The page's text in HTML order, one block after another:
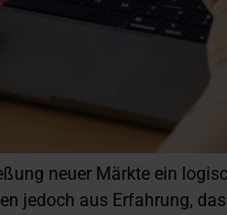
neuer Märkte ein
jedoch aus Erfahrung,